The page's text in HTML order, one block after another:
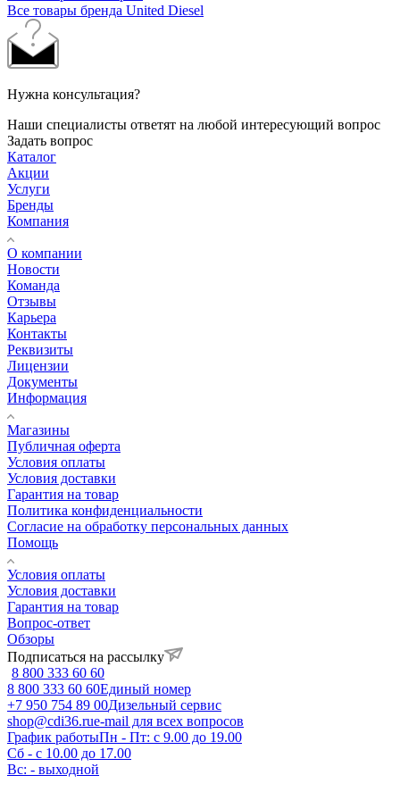
Все товары бренда United Diesel
Нужна консультация?
Наши специалисты ответят на любой интересующий вопрос
Задать вопрос
Каталог
Акции
Услуги
Бренды
Компания
О компании
Новости
Команда
Отзывы
Карьера
Контакты
Реквизиты
Лицензии
Документы
Информация
Магазины
Публичная оферта
Условия оплаты
Условия доставки
Гарантия на товар
Политика конфиденциальности
Согласие на обработку персональных данных
Помощь
Условия оплаты
Условия доставки
Гарантия на товар
Вопрос-ответ
Обзоры
Подписаться на рассылку
8 800 333 60 60
8 800 333 60 60Единый номер
+7 950 754 89 00Дизельный сервис
shop@cdi36.rue-mail для всех вопросов
График работыПн - Пт: с 9.00 до 19.00
Сб - с 10.00 до 17.00
Вс: - выходной